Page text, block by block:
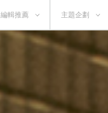
編輯推薦 主題企劃